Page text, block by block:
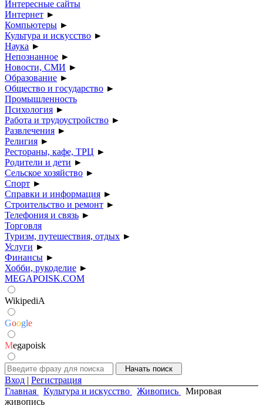
Интересные сайты
Интернет ►
Компьютеры ►
Культура и искусство ►
Наука ►
Непознанное ►
Новости, СМИ ►
Образование ►
Общество и государство ►
Промышленность
Психология ►
Работа и трудоустройство ►
Развлечения ►
Религия ►
Рестораны, кафе, ТРЦ ►
Родители и дети ►
Сельское хозяйство ►
Спорт ►
Справки и информация ►
Строительство и ремонт ►
Телефония и связь ►
Торговля
Туризм, путешествия, отдых ►
Услуги ►
Финансы ►
Хобби, рукоделие ►
MEGAPOISK.COM
WikipediA
Google
Megapoisk
Вход | Регистрация
Главная
Культура и искусство Живопись
Мировая
живопись